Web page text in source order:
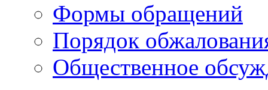
Формы обращений
Порядок
Общественное